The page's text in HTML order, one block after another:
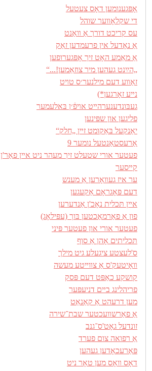
אָפּגענומען דאָס צעטעל
די שקלאָװער שוהל
עס קריכט דורך אַ װאַנט
אַ נאָדעל אין פרעמדען זאַק
אַ מאַמע האָט זיך אָפּגערופען
„הײַנט געהען מיר צוזאַמען!...“
זאַװע דעם מילנער׳ס טױט
נײע זאָרגען*)
געבּונדענערהײט אױפֿ׳ן בּאלעמער
פליגען און שפּינען
יאַנקעל בּאַקומט זײן „חלק“
אַרעסטאַנטעל נומער 9
פעטער אורי שטעלט זיך מעהר ניט אײן פאַר'ן
קײסער
ער איז געװאָרען אַ מענש
דעם פּאָגראָם אַקעגען
אײן תּכלית נאָכ'ן אַנדערען
פון אַ פאַרמאַכטען בּוך (עפּילאָג)
פעטער אורי און פעטער פּיני
תּכליתים אָהן אַ סוף
ס'לעצטע ציגעלע גיט מילך
װאָיטעק'ס אַ צװײטע מעשה
קושקע כאַפּט דעם פּסק
פריהלינג בײם דניעפּער
מען דרעהט אַ קאַנאַט
אַ פאַרשװעכטער שבת־שירה
זונדעל גאָט'ס־גנב
אַ רפואה צום פערד
פּאַרעכאָדען געהען
דאָס װאָס מען טאָר ניט